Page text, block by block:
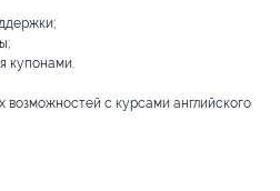
купонами.
возможностей с курсами английского